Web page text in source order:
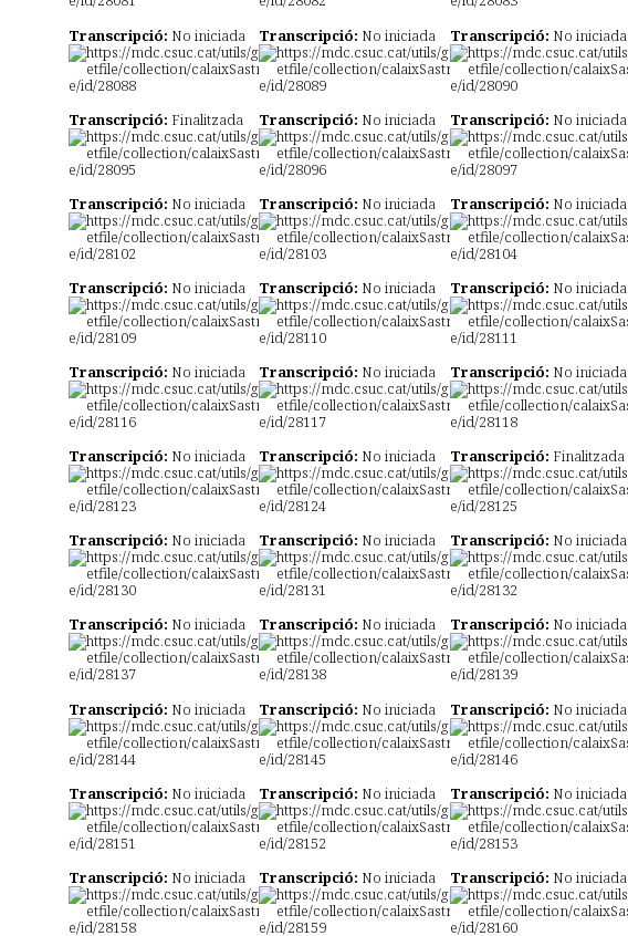
Transcripció: No iniciada Transcripció: No iniciada Transcripció: No iniciada
Transcripció: Finalitzada Transcripció: No iniciada Transcripció: No iniciada
Transcripció: No iniciada Transcripció: No iniciada Transcripció: No iniciada
Transcripció: No iniciada Transcripció: No iniciada Transcripció: No iniciada
Transcripció: No iniciada Transcripció: No iniciada Transcripció: No iniciada
Transcripció: No iniciada Transcripció: No iniciada Transcripció: Finalitzada
Transcripció: No iniciada Transcripció: No iniciada Transcripció: No iniciada
Transcripció: No iniciada Transcripció: No iniciada Transcripció: No iniciada
Transcripció: No iniciada Transcripció: No iniciada Transcripció: No iniciada
Transcripció: No iniciada Transcripció: No iniciada Transcripció: No iniciada
Transcripció: No iniciada Transcripció: No iniciada Transcripció: No iniciada